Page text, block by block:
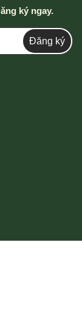
ký ngay.
Đăng ký